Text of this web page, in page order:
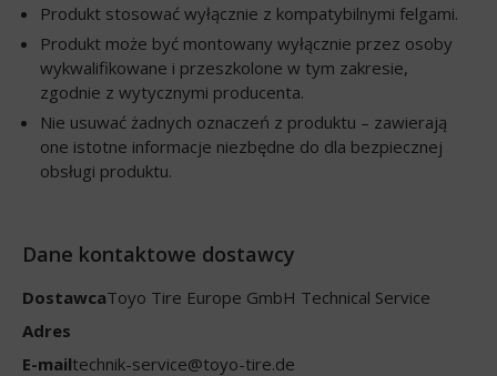
Produkt stosować wyłącznie z kompatybilnymi felgami.
Produkt może być montowany wyłącznie przez osoby
wykwalifikowane i przeszkolone w tym zakresie,
zgodnie z wytycznymi producenta.
Nie usuwać żadnych oznaczeń z produktu – zawierają
one istotne informacje niezbędne do dla bezpiecznej
obsługi produktu.
Dane kontaktowe dostawcy
DostawcaToyo Tire Europe GmbH Technical Service
Adres
E-mailtechnik-service@toyo-tire.de